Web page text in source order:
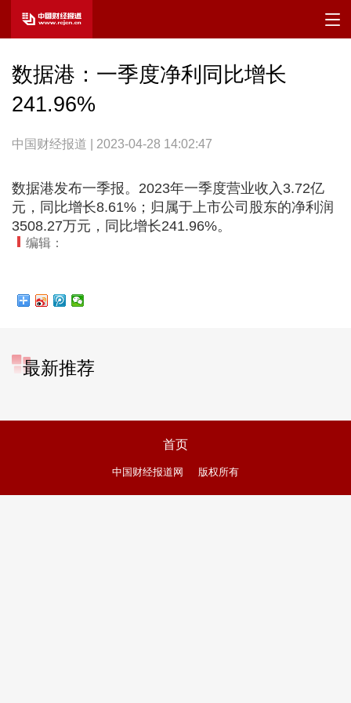
数据港：一季度净利同比增长
241.96%
中国财经报道 | 2023-04-28 14:02:47
数据港发布一季报。2023年一季度营业收入3.72亿
元，同比增长8.61%；归属于上市公司股东的净利润
3508.27万元，同比增长241.96%。
编辑：
最新推荐
首页
中国财经报道网 版权所有